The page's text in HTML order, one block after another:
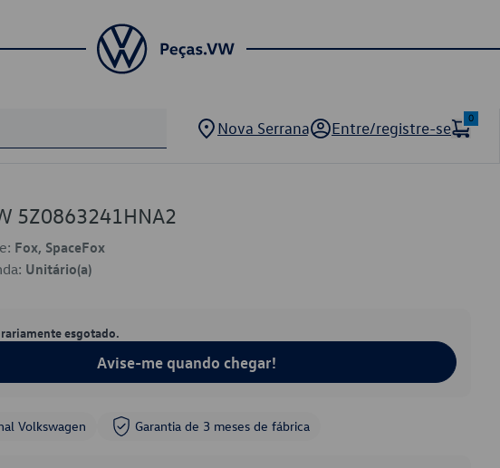
Nova Serrana Entre/registre-se
0
5Z0863241HNA2
Fox, SpaceFox
Unitário(a)
esgotado.
Avise-me quando chegar!
Volkswagen Garantia de 3 meses de fábrica